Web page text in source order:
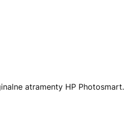
atramenty HP Photosmart.